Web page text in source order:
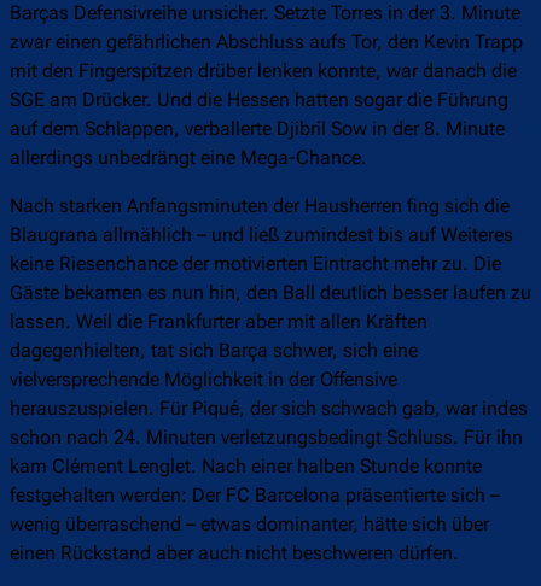
Barças Defensivreihe unsicher. Setzte Torres in der 3. Minute
zwar einen gefährlichen Abschluss aufs Tor, den Kevin Trapp
mit den Fingerspitzen drüber lenken konnte, war danach die
SGE am Drücker. Und die Hessen hatten sogar die Führung
auf dem Schlappen, verballerte Djibril Sow in der 8. Minute
allerdings unbedrängt eine Mega-Chance.
Nach starken Anfangsminuten der Hausherren fing sich die
Blaugrana allmählich – und ließ zumindest bis auf Weiteres
keine Riesenchance der motivierten Eintracht mehr zu. Die
Gäste bekamen es nun hin, den Ball deutlich besser laufen zu
lassen. Weil die Frankfurter aber mit allen Kräften
dagegenhielten, tat sich Barça schwer, sich eine
vielversprechende Möglichkeit in der Offensive
herauszuspielen. Für Piqué, der sich schwach gab, war indes
schon nach 24. Minuten verletzungsbedingt Schluss. Für ihn
kam Clément Lenglet. Nach einer halben Stunde konnte
festgehalten werden: Der FC Barcelona präsentierte sich –
wenig überraschend – etwas dominanter, hätte sich über
einen Rückstand aber auch nicht beschweren dürfen.